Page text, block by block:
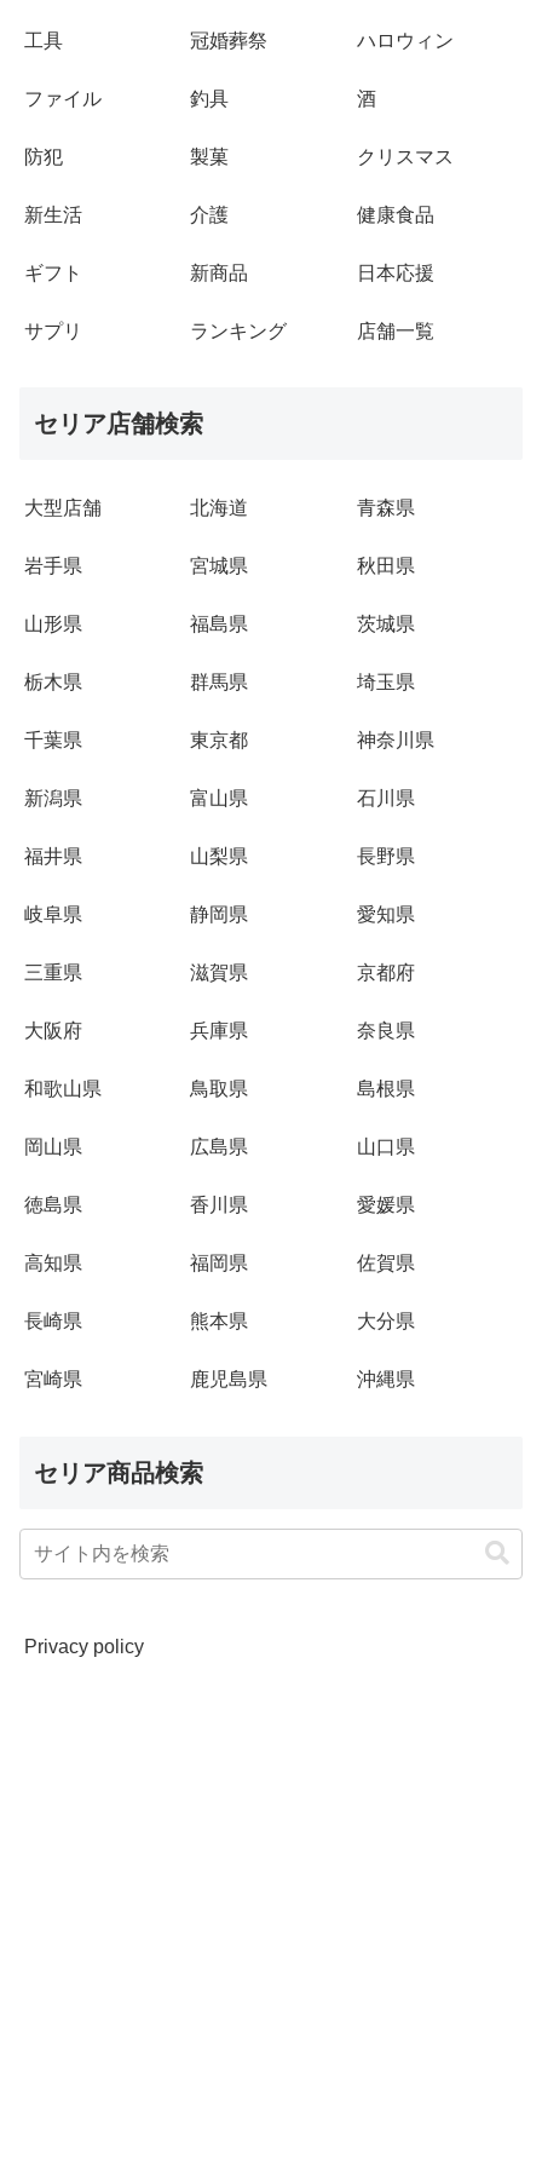
工具 冠婚葬祭 ハロウィン
ファイル 釣具 酒
防犯 製菓 クリスマス
新生活 介護 健康食品
ギフト 新商品 日本応援
サプリ ランキング 店舗一覧
セリア店舗検索
大型店舗 北海道 青森県
岩手県 宮城県 秋田県
山形県 福島県 茨城県
栃木県 群馬県 埼玉県
千葉県 東京都 神奈川県
新潟県 富山県 石川県
福井県 山梨県 長野県
岐阜県 静岡県 愛知県
三重県 滋賀県 京都府
大阪府 兵庫県 奈良県
和歌山県 鳥取県 島根県
岡山県 広島県 山口県
徳島県 香川県 愛媛県
高知県 福岡県 佐賀県
長崎県 熊本県 大分県
宮崎県 鹿児島県 沖縄県
セリア商品検索
Privacy policy